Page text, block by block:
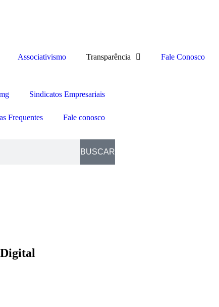
Associativismo Transparência Fale Conosco
Sindicatos Empresariais
Frequentes Fale conosco
BUSCAR